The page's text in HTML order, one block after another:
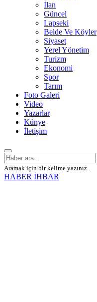
İlan
Güncel
Lapseki
Belde Ve Köyler
Siyaset
Yerel Yönetim
Turizm
Ekonomi
Spor
Tarım
Foto Galeri
Video
Yazarlar
Künye
İletişim
Aramak için bir kelime yazınız.
HABER İHBAR